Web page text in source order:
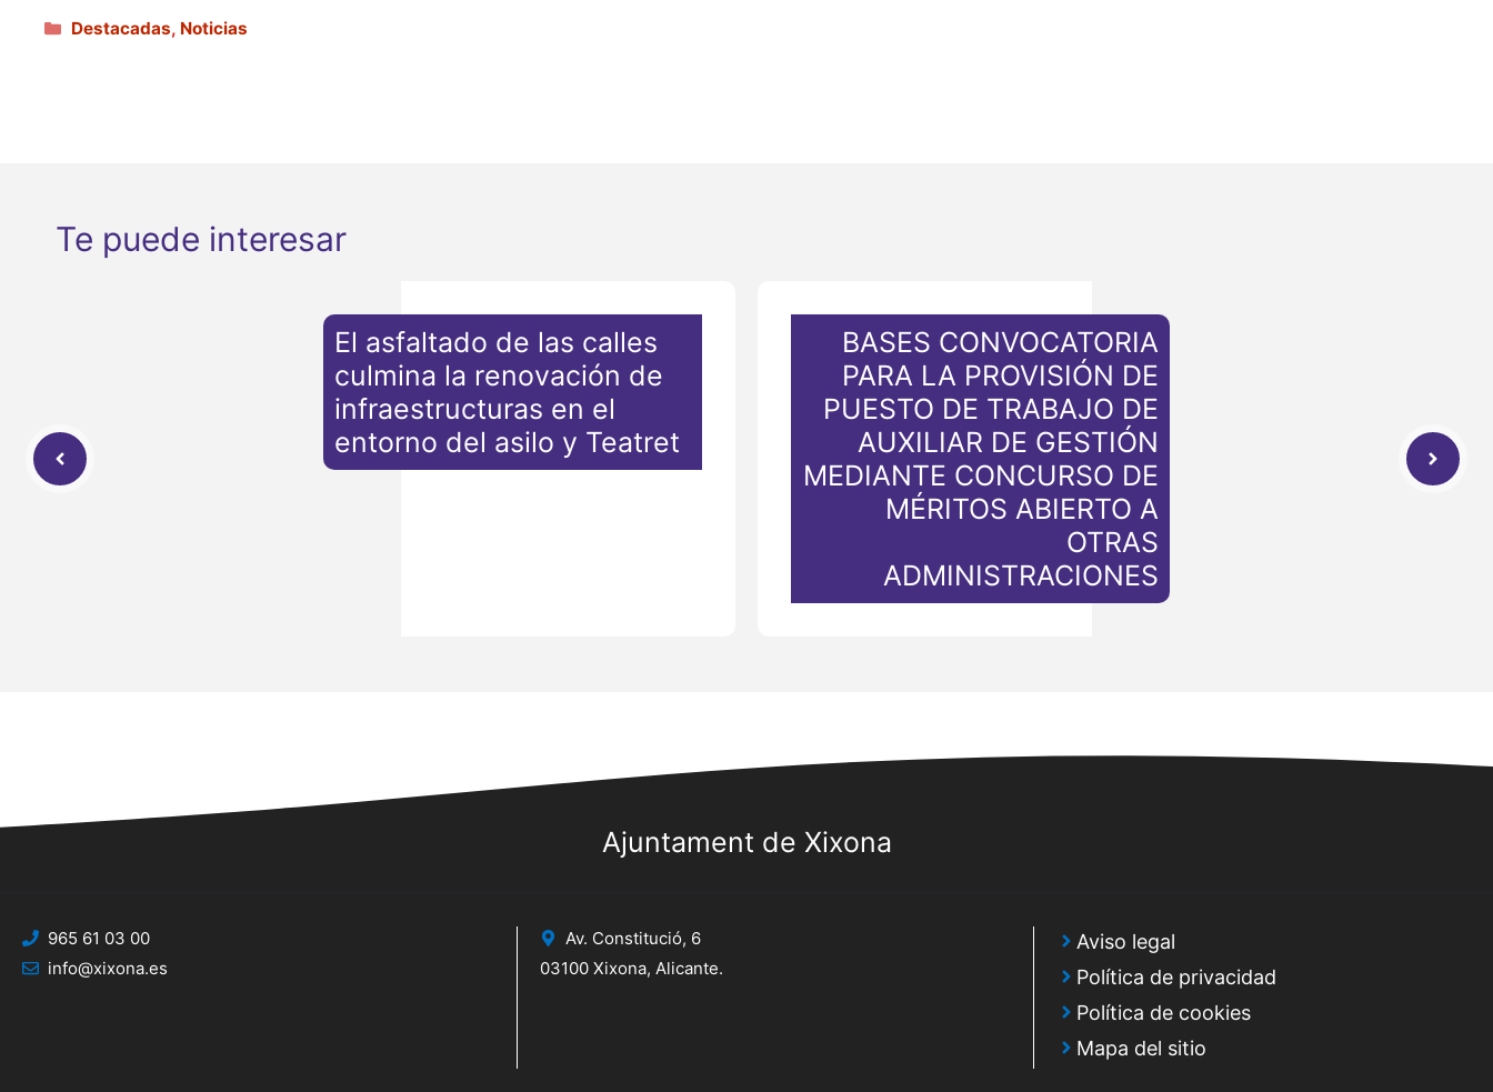
Categorías
Destacadas, Noticias
Te puede interesar
El asfaltado de las calles
culmina la renovación de
infraestructuras en el
entorno del asilo y Teatret
BASES CONVOCATORIA
PARA LA PROVISIÓN DE
PUESTO DE TRABAJO DE
AUXILIAR DE GESTIÓN
MEDIANTE CONCURSO DE
MÉRITOS ABIERTO A
OTRAS
ADMINISTRACIONES
Ajuntament de Xixona
965 61 03 00
info@xixona.es
Av. Constitució, 6
03100 Xixona, Alicante.
Aviso legal
Política de privacidad
Política de cookies
Mapa del sitio